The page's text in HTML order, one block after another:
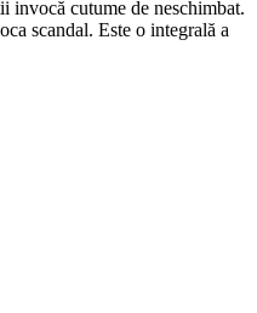
invocă cutume de neschimbat.
scandal. Este o integrală a